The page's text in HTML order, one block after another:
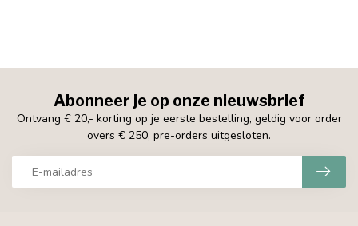
Abonneer je op onze nieuwsbrief
Ontvang € 20,- korting op je eerste bestelling, geldig voor order
overs € 250, pre-orders uitgesloten.